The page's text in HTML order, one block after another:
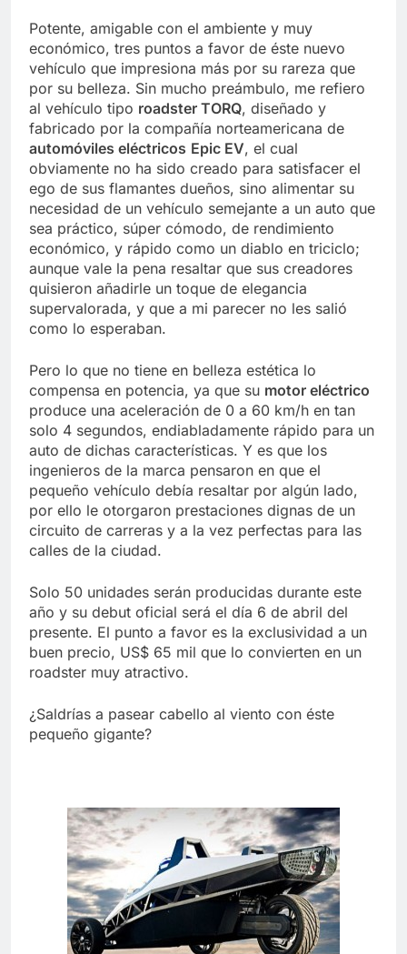
Potente, amigable con el ambiente y muy
económico, tres puntos a favor de éste nuevo
vehículo que impresiona más por su rareza que
por su belleza. Sin mucho preámbulo, me refiero
al vehículo tipo roadster TORQ, diseñado y
fabricado por la compañía norteamericana de
automóviles eléctricos Epic EV, el cual
obviamente no ha sido creado para satisfacer el
ego de sus flamantes dueños, sino alimentar su
necesidad de un vehículo semejante a un auto que
sea práctico, súper cómodo, de rendimiento
económico, y rápido como un diablo en triciclo;
aunque vale la pena resaltar que sus creadores
quisieron añadirle un toque de elegancia
supervalorada, y que a mi parecer no les salió
como lo esperaban.
Pero lo que no tiene en belleza estética lo
compensa en potencia, ya que su motor eléctrico
produce una aceleración de 0 a 60 km/h en tan
solo 4 segundos, endiabladamente rápido para un
auto de dichas características. Y es que los
ingenieros de la marca pensaron en que el
pequeño vehículo debía resaltar por algún lado,
por ello le otorgaron prestaciones dignas de un
circuito de carreras y a la vez perfectas para las
calles de la ciudad.
Solo 50 unidades serán producidas durante este
año y su debut oficial será el día 6 de abril del
presente. El punto a favor es la exclusividad a un
buen precio, US$ 65 mil que lo convierten en un
roadster muy atractivo.
¿Saldrías a pasear cabello al viento con éste
pequeño gigante?